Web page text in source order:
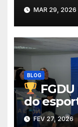
MAR 29, 2026
BLOG
do
Troféu
FEV 27, 2026